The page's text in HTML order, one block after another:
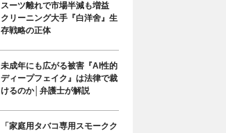
スーツ離れで市場半減も増益
クリーニング大手『白洋舍』生
存戦略の正体
未成年にも広がる被害『AI性的
ディープフェイク』は法律で裁
けるのか│弁護士が解説
「家庭用タバコ専用スモークク